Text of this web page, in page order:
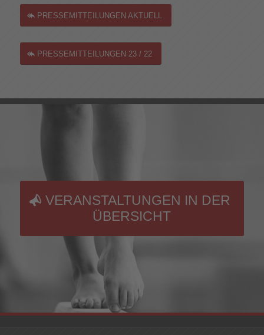
PRESSEMITTEILUNGEN AKTUELL
PRESSEMITTEILUNGEN 23 / 22
VERANSTALTUNGEN IN DER
ÜBERSICHT